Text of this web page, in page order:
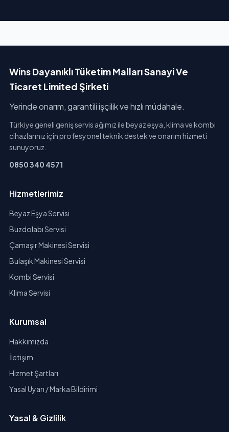
Wins Dayanıklı Tüketim Malları Sanayi Ve
Ticaret Limited Şirketi
Yerinde onarım, garantili işçilik ve hızlı müdahale.
Türkiye geneli geniş servis ağımız ile beyaz eşya, klima ve kombi
cihazlarınız için profesyonel teknik destek ve onarım hizmeti
sunuyoruz.
0850 340 4571
Hizmetlerimiz
Beyaz Eşya Servisi
Buzdolabı Servisi
Çamaşır Makinesi Servisi
Bulaşık Makinesi Servisi
Kombi Servisi
Klima Servisi
Kurumsal
Hakkımızda
İletişim
Hizmet Şartları
Yasal Uyarı / Marka Bildirimi
Yasal & Gizlilik